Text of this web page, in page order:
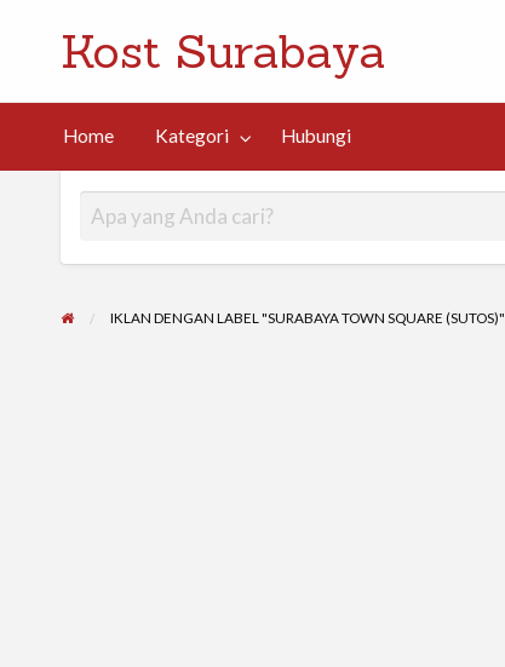
Kost Surabaya
Home Kategori Hubungi
IKLAN DENGAN LABEL "SURABAYA TOWN SQUARE (SUTOS)"